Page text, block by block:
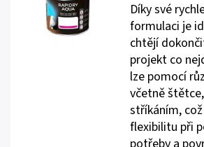
Díky své
formulaci je
chtějí
projekt co
lze pomocí
včetně
stříkáním,
flexibilitu při